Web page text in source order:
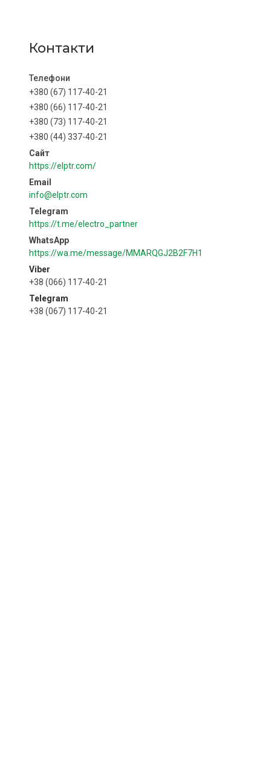
Контакти
+380 (67) 117-40-21
+380 (66) 117-40-21
+380 (73) 117-40-21
+380 (44) 337-40-21
https://elptr.com/
info@elptr.com
https://t.me/electro_partner
https://wa.me/message/MMARQGJ2B2F7H1
Viber
+38 (066) 117-40-21
Telegram
+38 (067) 117-40-21